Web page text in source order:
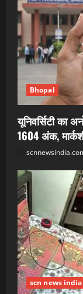
Bhopal
यूनिवर्सिटी का
1604 अंक,
scn news india